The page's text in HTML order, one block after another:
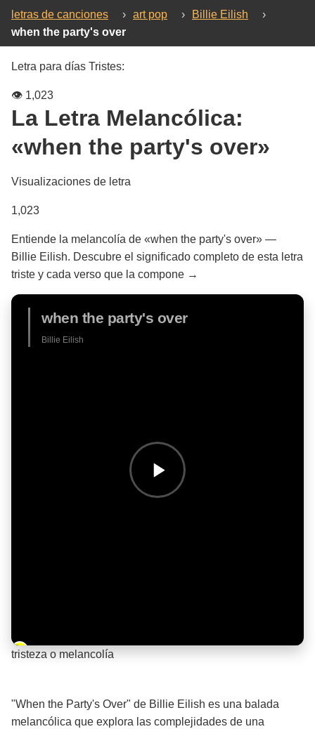
letras de canciones › art pop › Billie Eilish
›
when the party's over
Letra para días Tristes:
👁️ 1,023
La Letra Melancólica:
«when the party's over»
Visualizaciones de letra
1,023
Entiende la melancolía de «when the party's over» —
Billie Eilish. Descubre el significado completo de esta letra
triste y cada verso que la compone →
when the party's over
Billie Eilish
Barra de progreso de la reproducción
tristeza o melancolía
"When the Party's Over" de Billie Eilish es una balada
melancólica que explora las complejidades de una